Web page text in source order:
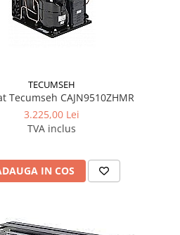
TECUMSEH
Tecumseh CAJN9510ZHMR
3.225,00 Lei
TVA inclus
IN COS